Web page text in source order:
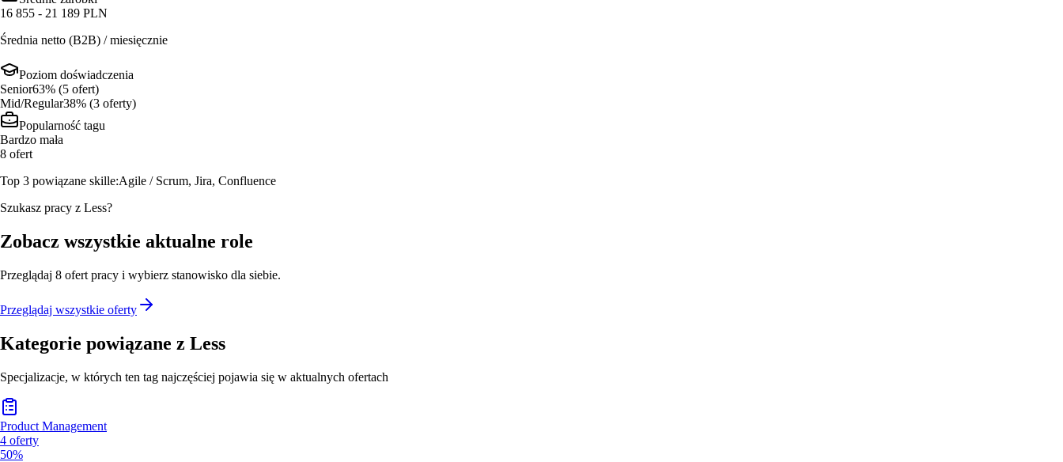
16 855 - 21 189 PLN
Średnia netto (B2B) / miesięcznie
Poziom doświadczenia
Senior63% (5 ofert)
Mid/Regular38% (3 oferty)
Popularność tagu
Bardzo mała
8 ofert
Top 3 powiązane skille:Agile / Scrum, Jira, Confluence
Szukasz pracy z Less?
Zobacz wszystkie aktualne role
Przeglądaj 8 ofert pracy i wybierz stanowisko dla siebie.
Przeglądaj wszystkie oferty
Kategorie powiązane z Less
Specjalizacje, w których ten tag najczęściej pojawia się w aktualnych ofertach
Product Management
4 oferty
50%